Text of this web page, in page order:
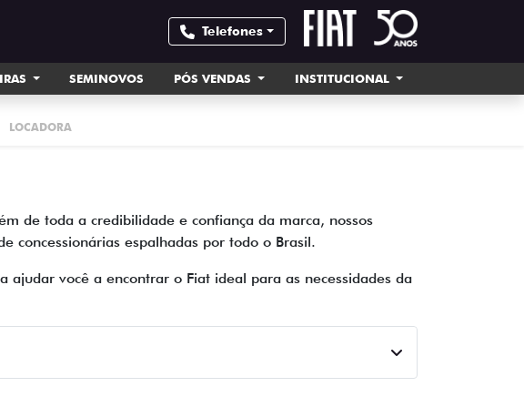
Telefones
SEMINOVOS PÓS VENDAS INSTITUCIONAL
LOCADORA
de toda a credibilidade e confiança da marca, nossos
concessionárias espalhadas por todo o Brasil.
ajudar você a encontrar o Fiat ideal para as necessidades da